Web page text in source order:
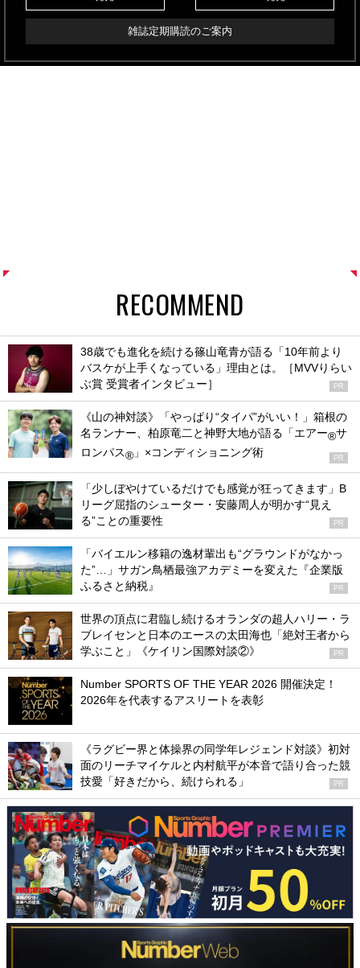
雑誌定期購読のご案内
RECOMMEND
38歳でも進化を続ける篠山竜青が語る「10年前より
バスケが上手くなっている」理由とは。［MVVりらい
ぶ賞 受賞者インタビュー］
PR
《山の神対談》「やっぱり“タイパ”がいい！」箱根の
名ランナー、柏原竜二と神野大地が語る「エアー®サ
ロンパス® 」×コンディショニング術 PR
「少しぼやけているだけでも感覚が狂ってきます」B
リーグ屈指のシューター・安藤周人が明かす“見え
る”ことの重要性
PR
「バイエルン移籍の逸材輩出も“グラウンドがなかっ
た”…」サガン鳥栖最強アカデミーを変えた『企業版
ふるさと納税』
PR
世界の頂点に君臨し続けるオランダの超人ハリー・ラ
ブレイセンと日本のエースの太田海也「絶対王者から
学ぶこと」《ケイリン国際対談②》
PR
Number SPORTS OF THE YEAR 2026 開催決定！
2026年を代表するアスリートを表彰
《ラグビー界と体操界の同学年レジェンド対談》初対
面のリーチマイケルと内村航平が本音で語り合った競
技愛「好きだから、続けられる」
PR